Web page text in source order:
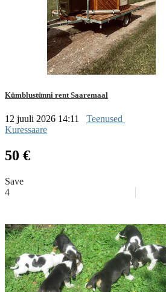
Kümblustünni rent Saaremaal
12 juuli 2026 14:11
Teenused
Kuressaare
50 €
Save
4